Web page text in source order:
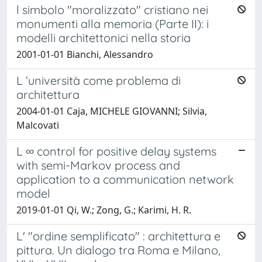
l simbolo "moralizzato" cristiano nei
monumenti alla memoria (Parte II): i
modelli architettonici nella storia
2001-01-01 Bianchi, Alessandro
L ‘università come problema di
architettura
2004-01-01 Caja, MICHELE GIOVANNI; Silvia,
Malcovati
L ∞ control for positive delay systems
with semi-Markov process and
application to a communication network
model
2019-01-01 Qi, W.; Zong, G.; Karimi, H. R.
L' "ordine semplificato" : architettura e
pittura. Un dialogo tra Roma e Milano,